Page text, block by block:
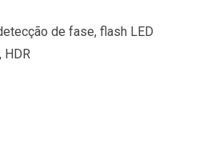
de fase, flash LED